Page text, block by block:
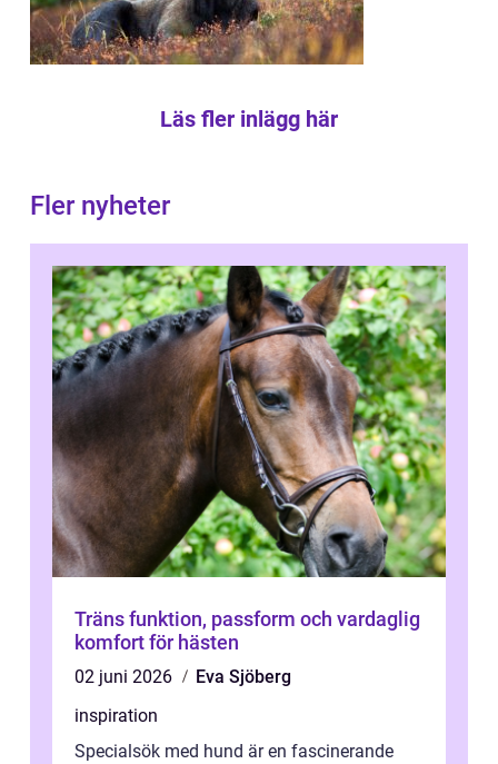
Läs fler inlägg här
Fler nyheter
Träns funktion, passform och vardaglig
komfort för hästen
02 juni 2026
Eva Sjöberg
inspiration
Specialsök med hund är en fascinerande